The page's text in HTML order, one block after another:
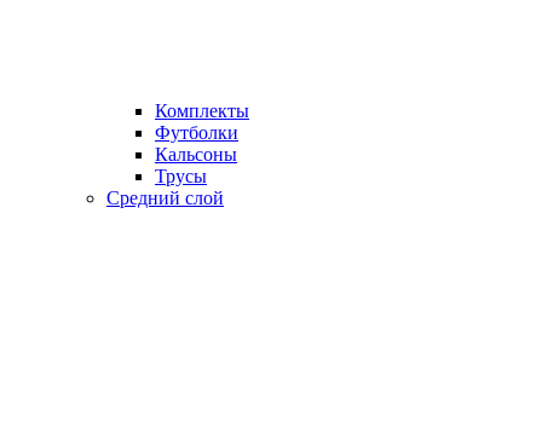
Комплекты
Футболки
Кальсоны
Трусы
Средний слой